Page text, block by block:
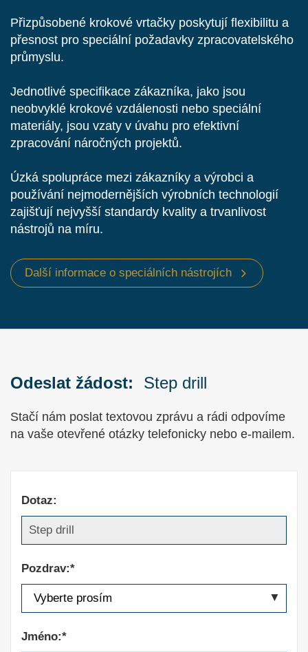
Přizpůsobené krokové vrtačky poskytují flexibilitu a
přesnost pro speciální požadavky zpracovatelského
průmyslu.
Jednotlivé specifikace zákazníka, jako jsou
neobvyklé krokové vzdálenosti nebo speciální
materiály, jsou vzaty v úvahu pro efektivní
zpracování náročných projektů.
Úzká spolupráce mezi zákazníky a výrobci a
používání nejmodernějších výrobních technologií
zajišťují nejvyšší standardy kvality a trvanlivost
nástrojů na míru.
Další informace o speciálních nástrojích
Odeslat žádost: Step drill
Stačí nám poslat textovou zprávu a rádi odpovíme
na vaše otevřené otázky telefonicky nebo e-mailem.
Dotaz:
Pozdrav:*
Jméno:*